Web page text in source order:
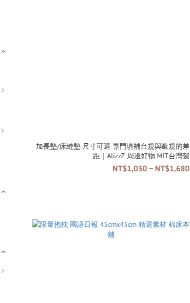
加長墊/床縫墊 尺寸可選 專門填補台規與歐規的差
距｜AlizzZ 周邊好物 MIT台灣製
NT$1,030 ~ NT$1,680